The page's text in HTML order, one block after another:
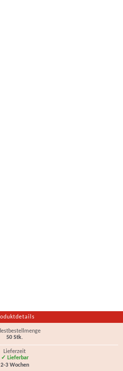
50 Stk.
Lieferzeit
✓ Lieferbar
2-3 Wochen